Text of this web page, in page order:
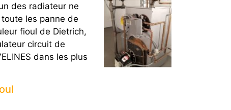
des radiateur ne
les panne de
fioul de Dietrich,
circuit de
dans les plus